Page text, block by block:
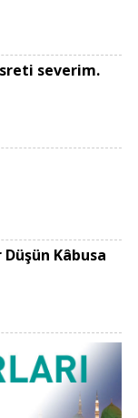
severim.
Düşün Kâbusa